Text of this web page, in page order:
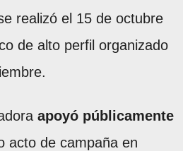
realizó el 15 de octubre
de alto perfil organizado
apoyó públicamente
acto de campaña en